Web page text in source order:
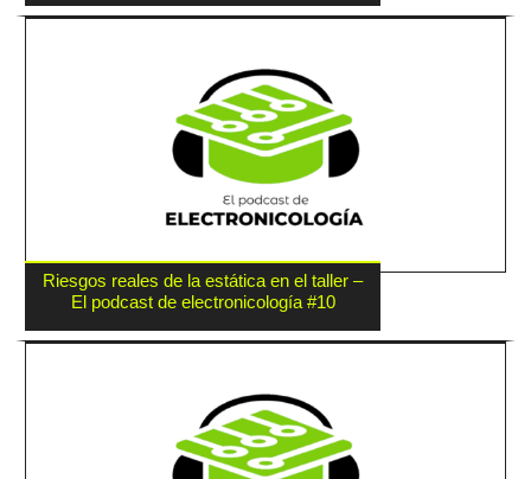
Riesgos reales de la estática en el taller –
El podcast de electronicología #10